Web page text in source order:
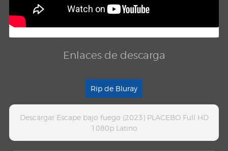
Enlaces de descarga
Rip de Bluray
Descargar Escape bajo fuego (2023) PLACEBO Full HD
1080p Latino